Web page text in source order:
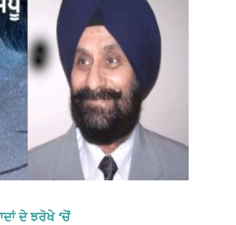
ਦੇ ਝਰੋਖੇ ‘ਚੋਂ